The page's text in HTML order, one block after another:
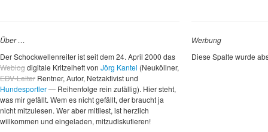
Über …
Der Schockwellenreiter ist seit dem 24. April 2000 das
Weblogdigitale Kritzelheft von Jörg Kantel (Neuköllner,
EDV-Leiter Rentner, Autor, Netzaktivist und
Hundesportler— Reihenfolge rein zufällig). Hier steht,
was mir gefällt. Wem es nicht gefällt, der braucht ja
nicht mitzulesen. Wer aber mitliest, ist herzlich
willkommen und eingeladen, mitzudiskutieren!
Werbung
Diese Spalte wurde